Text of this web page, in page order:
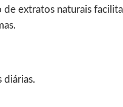
extratos naturais
diárias.